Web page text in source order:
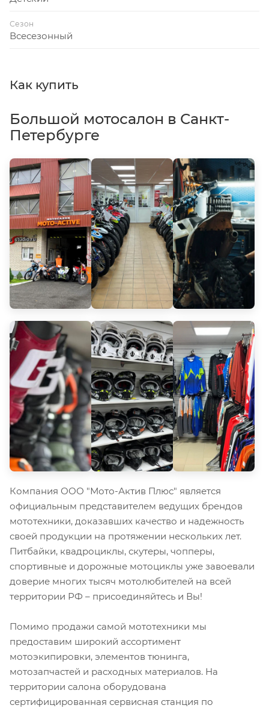
Сезон
Всесезонный
Как купить
Большой мотосалон в Санкт-
Петербурге
Компания ООО "Мото-Актив Плюс" является
официальным представителем ведущих брендов
мототехники, доказавших качество и надежность
своей продукции на протяжении нескольких лет.
Питбайки, квадроциклы, скутеры, чопперы,
спортивные и дорожные мотоциклы уже завоевали
доверие многих тысяч мотолюбителей на всей
территории РФ – присоединяйтесь и Вы!
Помимо продажи самой мототехники мы
предоставим широкий ассортимент
мотоэкипировки, элементов тюнинга,
мотозапчастей и расходных материалов. На
территории салона оборудована
сертифицированная сервисная станция по